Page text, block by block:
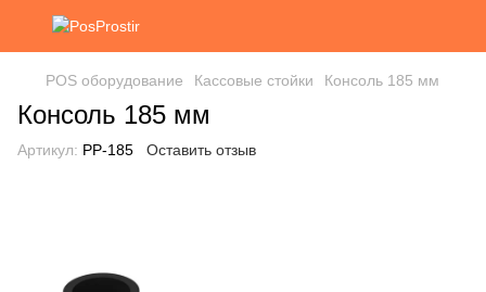
POS оборудование Кассовые стойки Консоль 185 мм
Консоль 185 мм
Артикул: РР-185 Оставить отзыв